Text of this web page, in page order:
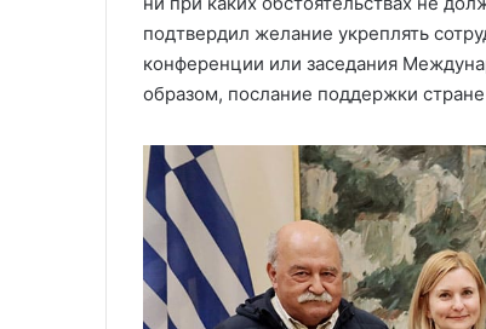
подтвердил желание укреплять
конференции или заседания
образом, послание поддержки